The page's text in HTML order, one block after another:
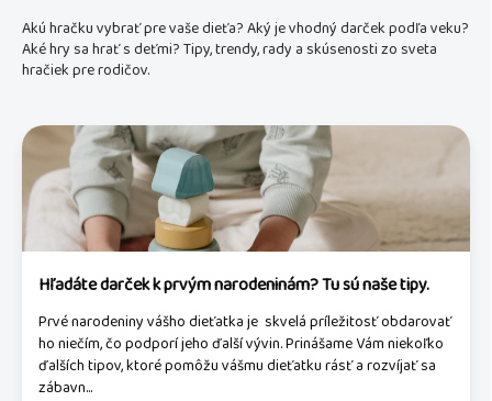
Akú hračku vybrať pre vaše dieťa? Aký je vhodný darček podľa veku?
Aké hry sa hrať s deťmi? Tipy, trendy, rady a skúsenosti zo sveta
hračiek pre rodičov.
ý
s
č
l
Hľadáte darček k prvým narodeninám? Tu sú naše tipy.
Prvé narodeniny vášho dieťatka je skvelá príležitosť obdarovať
ho niečím, čo podporí jeho ďalší vývin. Prinášame Vám niekoľko
ďalších tipov, ktoré pomôžu vášmu dieťatku rásť a rozvíjať sa
zábavn...